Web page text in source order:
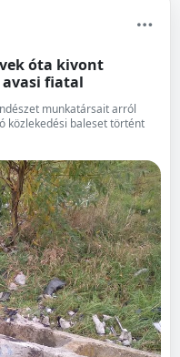
óta kivont
fiatal
munkatársait arról
közlekedési baleset történt